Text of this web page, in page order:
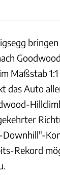
Maßstab
das Auto
Downhill"-
Rekord